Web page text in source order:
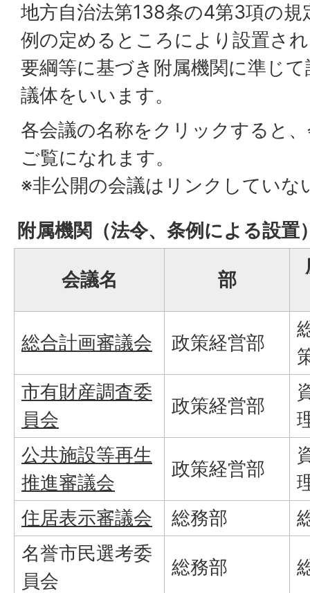
地方自治法第138条の4第3項の
例の定めるところにより設置さ
要綱等に基づき附属機関に準じ
議体をいいます。
各会議の名称をクリックすると
ご覧になれます。
※非公開の会議はリンクしていな
附属機関（法令、条例による設置
会議名 部
総合計画審議会 政策経営部
市有財産調査委
員会
政策経営部
公共施設等再生
推進審議会
政策経営部
住居表示審議会
総務部
名誉市民選考委
員会
総務部